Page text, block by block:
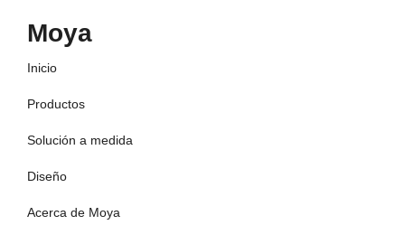
Moya
Inicio
Productos
Solución a medida
Diseño
Acerca de Moya